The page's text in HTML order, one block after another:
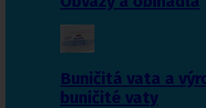
Buničitá vata a
buničité vaty